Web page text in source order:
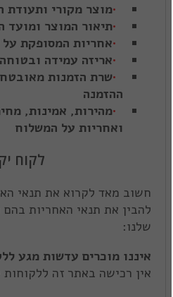
מוצר מקורי ותעודת
תיאור המוצר ומועד
אחריות המסופקת על
אריזה עמידה
שרת הזמנות מאובטח
ההזמנה
מהירות, אמינות,
ואחריות על המשלוח
לקוח
חשוב מאד לקרוא את תנאי
להבין את תנאי האחריות
שלנו:
איננו מוכרים עדשות מגע
אין רכישה באתר זה ללקוחות שטרם